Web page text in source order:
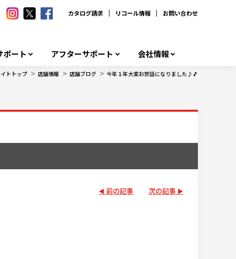
カタログ請求 リコール情報 お問い合わせ
ポート アフターサポート 会社情報
トトップ > 店舗情報 > 店舗ブログ > 今年１年大変お世話になりました♪🎵
前の記事 次の記事